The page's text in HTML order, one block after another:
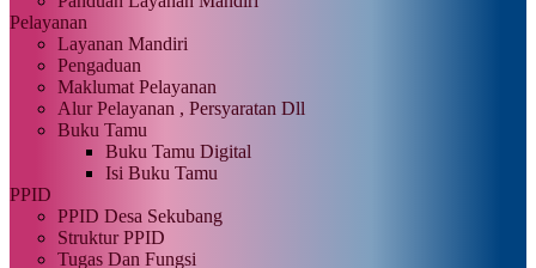
Pelayanan
Layanan Mandiri
Pengaduan
Maklumat Pelayanan
Alur Pelayanan , Persyaratan Dll
Buku Tamu
Buku Tamu Digital
Isi Buku Tamu
PPID
PPID Desa Sekubang
Struktur PPID
Tugas Dan Fungsi